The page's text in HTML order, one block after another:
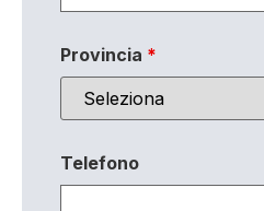
Provincia *
Telefono